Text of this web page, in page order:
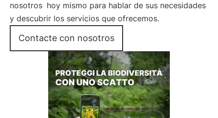
nosotros hoy mismo para hablar de sus necesidades
y descubrir los servicios que ofrecemos.
Contacte con nosotros